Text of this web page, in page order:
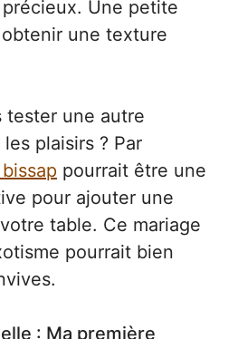
Une petite
une texture
tester une autre
plaisirs ? Par
pourrait être une
pour ajouter une
table. Ce mariage
pourrait bien
: Ma première